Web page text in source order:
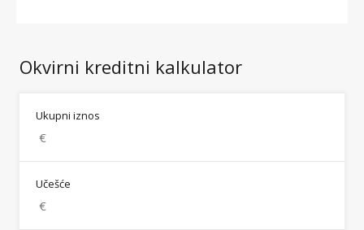
Okvirni kreditni kalkulator
Ukupni iznos
Učešće